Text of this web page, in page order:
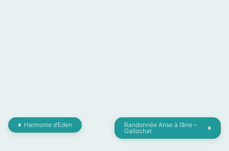
Harmonie d’Eden
Randonnée Anse à l’âne –
Gallochat